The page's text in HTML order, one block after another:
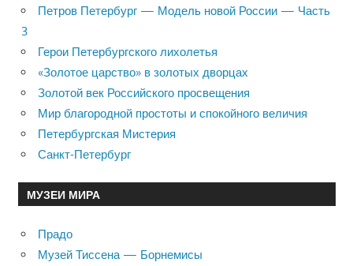
Петров Петербург — Модель новой России — Часть
3
Герои Петербургского лихолетья
«Золотое царство» в золотых дворцах
Золотой век Российского просвещения
Мир благородной простоты и спокойного величия
Петербургская Мистерия
Санкт-Петербург
МУЗЕИ МИРА
Прадо
Музей Тиссена — Борнемисы